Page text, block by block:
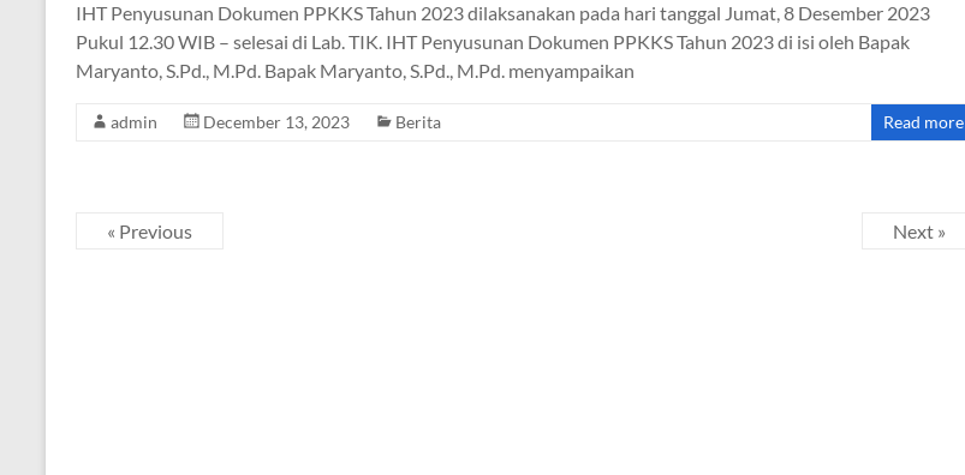
IHT Penyusunan Dokumen PPKKS Tahun 2023 dilaksanakan pada hari tanggal Jumat, 8 Desember 2023
Pukul 12.30 WIB – selesai di Lab. TIK. IHT Penyusunan Dokumen PPKKS Tahun 2023 di isi oleh Bapak
Maryanto, S.Pd., M.Pd. Bapak Maryanto, S.Pd., M.Pd. menyampaikan
admin December 13, 2023 Berita Read more
« Previous Next »